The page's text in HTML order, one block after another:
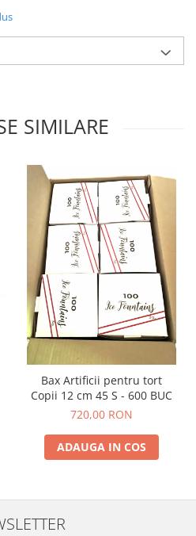
SIMILARE
Bax Artificii pentru tort
Copii 12 cm 45 S - 600 BUC
720,00 RON
ADAUGA IN COS